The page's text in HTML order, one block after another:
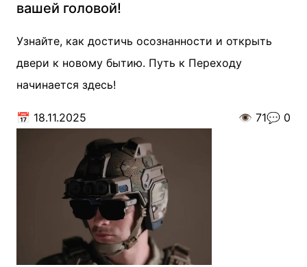
вашей головой!
Узнайте, как достичь осознанности и открыть
двери к новому бытию. Путь к Переходу
начинается здесь!
📅 18.11.2025 👁️ 71💬 0